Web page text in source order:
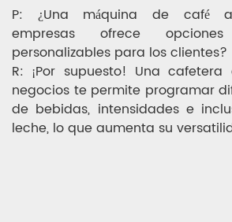
P: ¿Una máquina de café
empresas ofrece
personalizables para los clientes?
R: ¡Por supuesto! Una
negocios te permite programar
de bebidas, intensidades e
leche, lo que aumenta su